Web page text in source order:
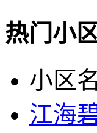
热门小
小区
江海